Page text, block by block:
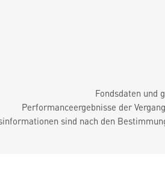
Fondsdaten und
Performanceergebnisse der
sind nach den